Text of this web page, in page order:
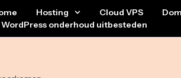
Hosting Cloud VPS
WordPress onderhoud uitbesteden